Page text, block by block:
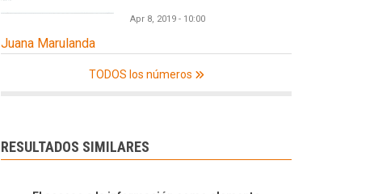
Apr 8, 2019 - 10:00
Juana Marulanda
TODOS los números
RESULTADOS SIMILARES